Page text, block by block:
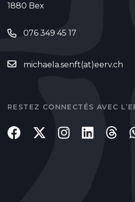
1880 Bex
076 349 45 17
michaela.senft(at)eerv.ch
RESTEZ CONNECTÉS AVEC